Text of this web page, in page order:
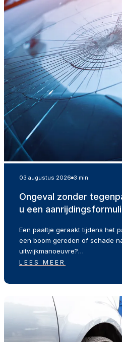
03 augustus 2026 3 min.
Ongeval zonder
u een
Een paaltje geraakt tijdens het
een boom gereden of schade
uitwijkmanoeuvre?…
LEES MEER